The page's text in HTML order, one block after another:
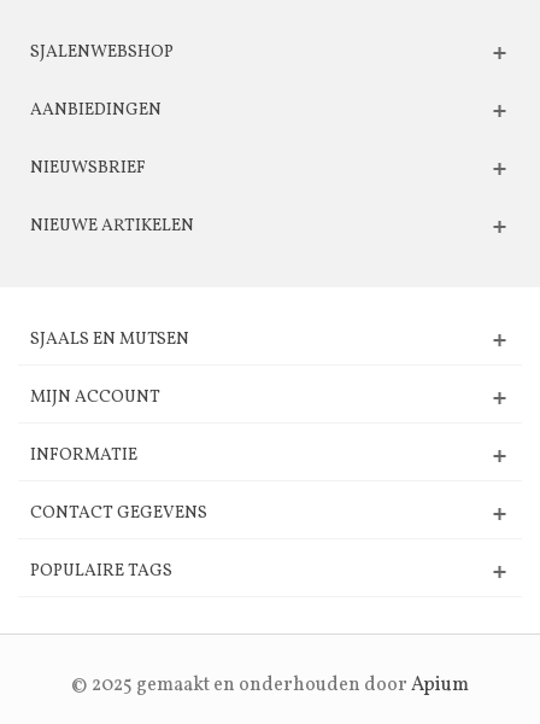
SJALENWEBSHOP
AANBIEDINGEN
NIEUWSBRIEF
NIEUWE ARTIKELEN
SJAALS EN MUTSEN
MIJN ACCOUNT
INFORMATIE
CONTACT GEGEVENS
POPULAIRE TAGS
© 2025 gemaakt en onderhouden doorApium